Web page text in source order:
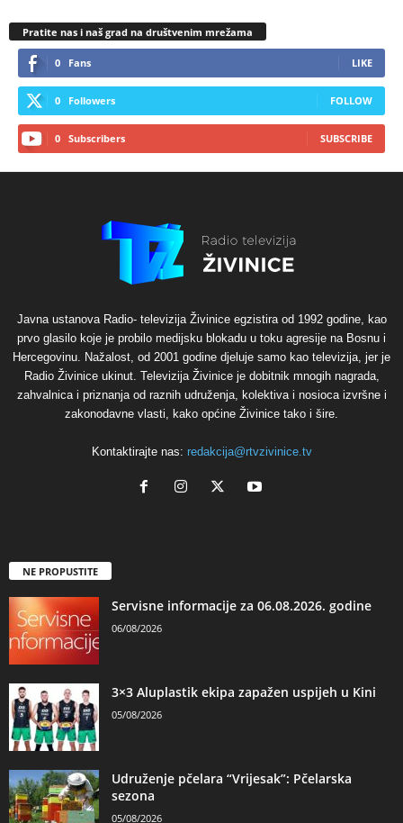
Pratite nas i naš grad na društvenim mrežama
0 Fans LIKE
0 Followers FOLLOW
0 Subscribers SUBSCRIBE
Javna ustanova Radio- televizija Živinice egzistira od 1992 godine, kao
prvo glasilo koje je probilo medijsku blokadu u toku agresije na Bosnu i
Hercegovinu. Nažalost, od 2001 godine djeluje samo kao televizija, jer je
Radio Živinice ukinut. Televizija Živinice je dobitnik mnogih nagrada,
zahvalnica i priznanja od raznih udruženja, kolektiva i nosioca izvršne i
zakonodavne vlasti, kako općine Živinice tako i šire.
Kontaktirajte nas: redakcija@rtvzivinice.tv
NE PROPUSTITE
Servisne informacije za 06.08.2026. godine
06/08/2026
3×3 Aluplastik ekipa zapažen uspijeh u Kini
05/08/2026
Udruženje pčelara “Vrijesak”: Pčelarska
sezona
05/08/2026